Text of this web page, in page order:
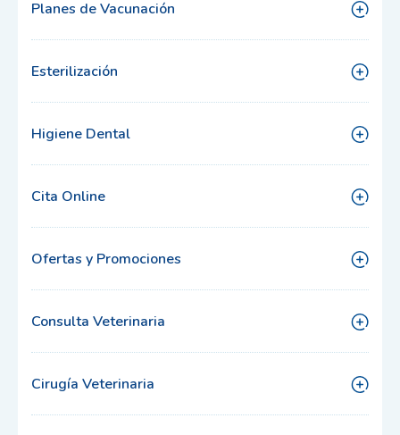
Planes de Vacunación
Esterilización
Higiene Dental
Cita Online
Ofertas y Promociones
Consulta Veterinaria
Cirugía Veterinaria